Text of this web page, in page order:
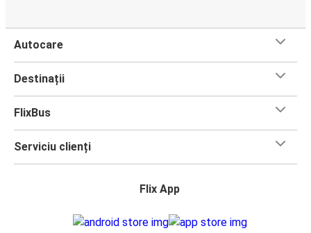
Autocare
Destinații
FlixBus
Serviciu clienți
Flix App